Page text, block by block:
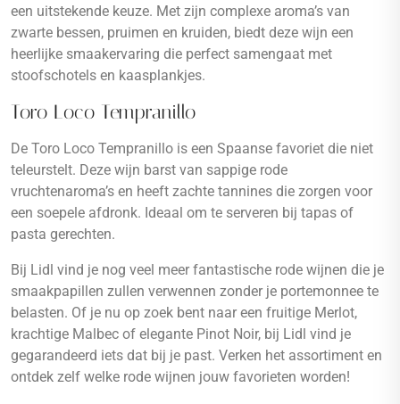
een uitstekende keuze. Met zijn complexe aroma’s van
zwarte bessen, pruimen en kruiden, biedt deze wijn een
heerlijke smaakervaring die perfect samengaat met
stoofschotels en kaasplankjes.
Toro Loco Tempranillo
De Toro Loco Tempranillo is een Spaanse favoriet die niet
teleurstelt. Deze wijn barst van sappige rode
vruchtenaroma’s en heeft zachte tannines die zorgen voor
een soepele afdronk. Ideaal om te serveren bij tapas of
pasta gerechten.
Bij Lidl vind je nog veel meer fantastische rode wijnen die je
smaakpapillen zullen verwennen zonder je portemonnee te
belasten. Of je nu op zoek bent naar een fruitige Merlot,
krachtige Malbec of elegante Pinot Noir, bij Lidl vind je
gegarandeerd iets dat bij je past. Verken het assortiment en
ontdek zelf welke rode wijnen jouw favorieten worden!